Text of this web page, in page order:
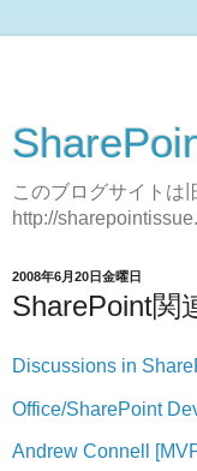
このブログサイトは
http://
2008年6月20日金曜日
SharePoint関
Discussions in
Office/SharePoint
Andrew Connell